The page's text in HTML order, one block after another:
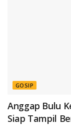
GOSIP
Anggap Bulu
Siap Tampil